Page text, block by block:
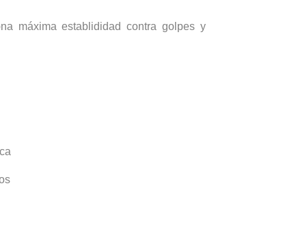
máxima establididad contra golpes y